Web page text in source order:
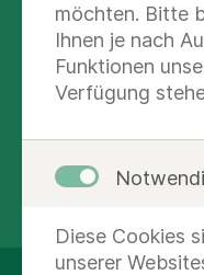
möchten. Bitte
Ihnen je nach
Funktionen
Verfügung
Diese Cookies
unserer